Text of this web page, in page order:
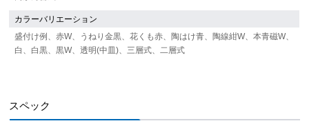
カラーバリエーション
盛付け例、赤W、うねり金黒、花くも赤、陶はけ青、陶線紺W、本青磁W、
白、白黒、黒W、透明(中皿)、三層式、二層式
スペック